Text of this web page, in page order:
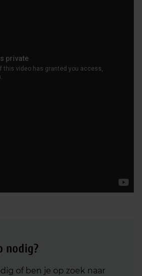
nodig?
of ben je op zoek naar